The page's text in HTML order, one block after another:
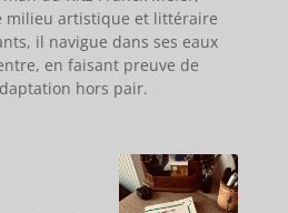
milieu artistique et littéraire
il navigue dans ses eaux
en faisant preuve de
hors pair.